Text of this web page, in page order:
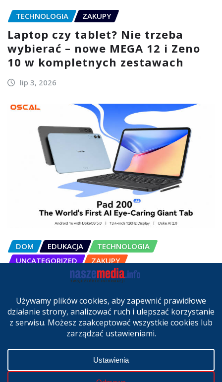
TECHNOLOGIA ZAKUPY
Laptop czy tablet? Nie trzeba
wybierać – nowe MEGA 12 i Zeno
10 w kompletnych zestawach
lip 3, 2026
DOM EDUKACJA
TECHNOLOGIA
UNCATEGORIZED
ZAKUPY
OSCAL Pad 200 alternatywą dla
sprzedaży w Polsce
cze 27, 2026